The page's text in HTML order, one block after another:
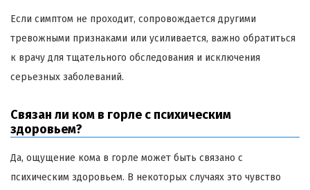
Если симптом не проходит, сопровождается другими
тревожными признаками или усиливается, важно обратиться
к врачу для тщательного обследования и исключения
серьезных заболеваний.
Связан ли ком в горле с психическим
здоровьем?
Да, ощущение кома в горле может быть связано с
психическим здоровьем. В некоторых случаях это чувство